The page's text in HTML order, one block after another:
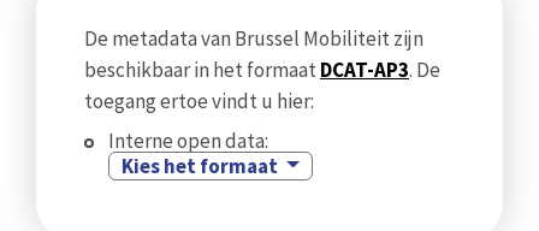
De metadata van Brussel Mobiliteit zijn
beschikbaar in het formaatDCAT-AP3. De
toegang ertoe vindt u hier:
Interne open data:
Kies het formaat